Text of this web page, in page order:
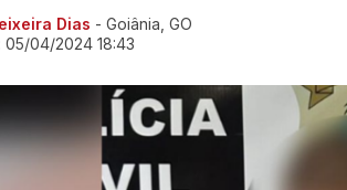
Dias - Goiânia, GO
05/04/2024 18:43